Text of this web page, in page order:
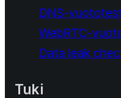
DNS-
WebRTC-
Data leak
Tuki